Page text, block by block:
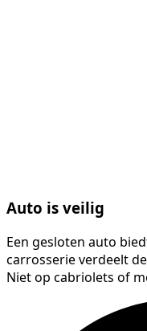
Auto is veilig
Een gesloten auto
carrosserie verdeelt
Niet op cabriolets of